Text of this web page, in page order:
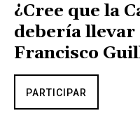
¿Cree que la
debería llevar
Francisco
PARTICIPAR